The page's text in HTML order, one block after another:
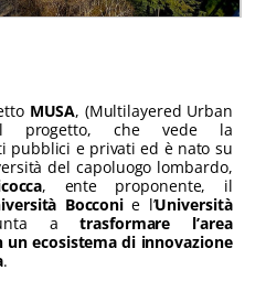
MUSA, (Multilayered Urban
Il progetto, che vede la
pubblici e privati ed è nato su
del capoluogo lombardo,
, ente proponente, il
Bocconie l’Università
atrasformare l’area
ecosistema di innovazione
.